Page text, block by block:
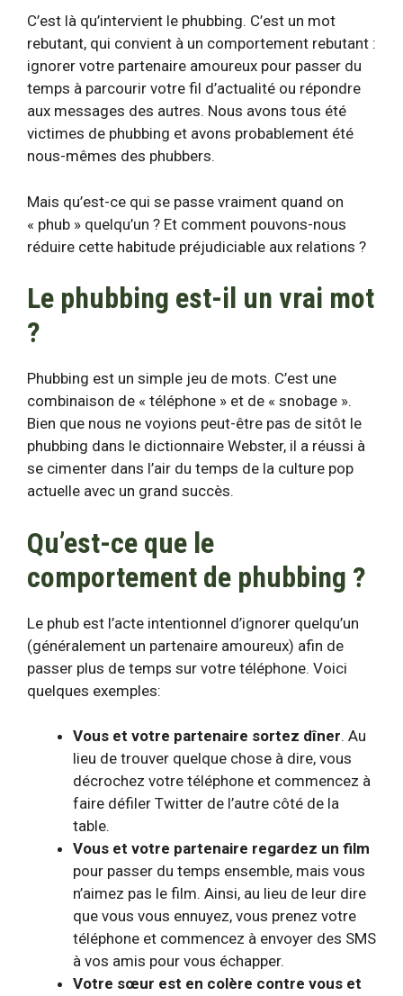
C’est là qu’intervient le phubbing. C’est un mot
rebutant, qui convient à un comportement rebutant :
ignorer votre partenaire amoureux pour passer du
temps à parcourir votre fil d’actualité ou répondre
aux messages des autres. Nous avons tous été
victimes de phubbing et avons probablement été
nous-mêmes des phubbers.
Mais qu’est-ce qui se passe vraiment quand on
« phub » quelqu’un ? Et comment pouvons-nous
réduire cette habitude préjudiciable aux relations ?
Le phubbing est-il un vrai mot
?
Phubbing est un simple jeu de mots. C’est une
combinaison de « téléphone » et de « snobage ».
Bien que nous ne voyions peut-être pas de sitôt le
phubbing dans le dictionnaire Webster, il a réussi à
se cimenter dans l’air du temps de la culture pop
actuelle avec un grand succès.
Qu’est-ce que le
comportement de phubbing ?
Le phub est l’acte intentionnel d’ignorer quelqu’un
(généralement un partenaire amoureux) afin de
passer plus de temps sur votre téléphone. Voici
quelques exemples:
Vous et votre partenaire sortez dîner. Au
lieu de trouver quelque chose à dire, vous
décrochez votre téléphone et commencez à
faire défiler Twitter de l’autre côté de la
table.
Vous et votre partenaire regardez un film
pour passer du temps ensemble, mais vous
n’aimez pas le film. Ainsi, au lieu de leur dire
que vous vous ennuyez, vous prenez votre
téléphone et commencez à envoyer des SMS
à vos amis pour vous échapper.
Votre sœur est en colère contre vous et